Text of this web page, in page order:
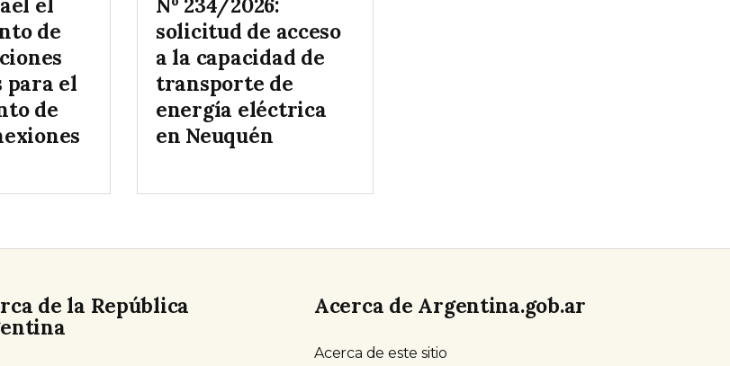
el
de
para el
de
Nº 234/2026:
solicitud de acceso
a la capacidad de
transporte de
energía eléctrica
en Neuquén
de la República
Acerca de Argentina.gob.ar
Acerca de este sitio